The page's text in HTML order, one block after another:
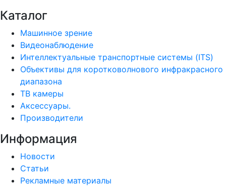
Каталог
Машинное зрение
Видеонаблюдение
Интеллектуальные транспортные системы (ITS)
Объективы для коротковолнового инфракрасного
диапазона
ТВ камеры
Аксессуары.
Производители
Информация
Новости
Статьи
Рекламные материалы